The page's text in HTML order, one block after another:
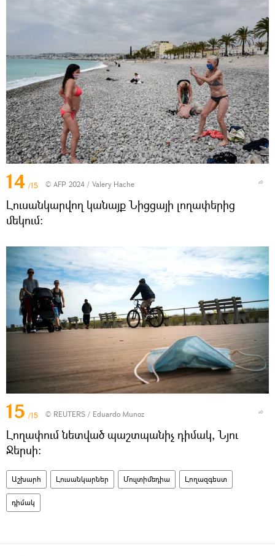
14 /15 © AFP 2024 / Valery Hache
Լուսանկարվող կանայք Նիցցայի լողափերից
մեկում։
15 /15 © REUTERS / Eduardo Munoz
Լողափում նետված պաշտպանիչ դիմակ, Նյու
Ջերսի։
Աշխարհ Լուսանկարներ Մուլտիմեդիա Լողազգեստ
դիմակ